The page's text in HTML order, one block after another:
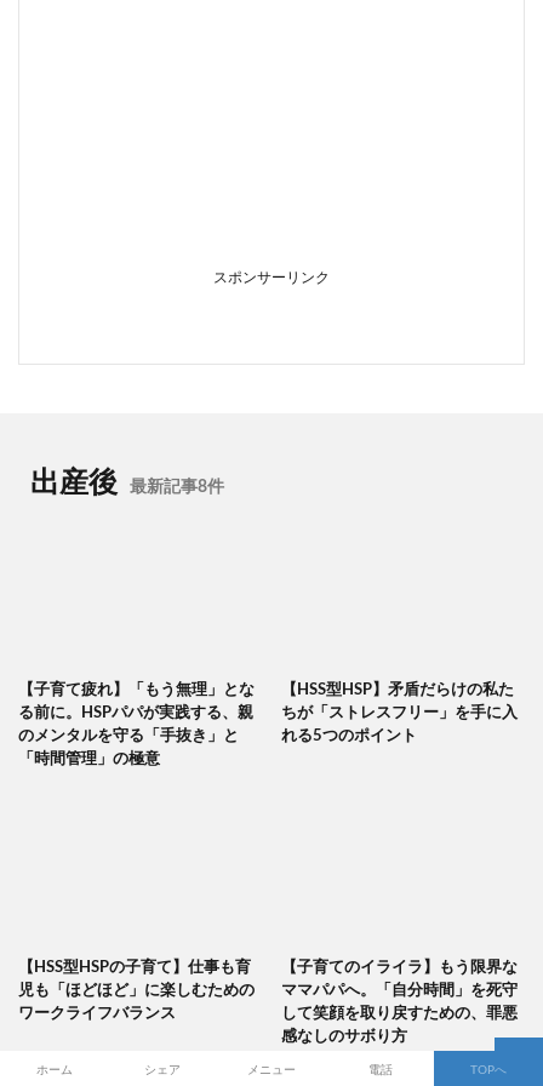
スポンサーリンク
出産後 最新記事8件
【子育て疲れ】「もう無理」とな
る前に。HSPパパが実践する、親
のメンタルを守る「手抜き」と
「時間管理」の極意
【HSS型HSP】矛盾だらけの私た
ちが「ストレスフリー」を手に入
れる5つのポイント
【HSS型HSPの子育て】仕事も育
児も「ほどほど」に楽しむための
ワークライフバランス
【子育てのイライラ】もう限界な
ママパパへ。「自分時間」を死守
して笑顔を取り戻すための、罪悪
感なしのサボり方
ホーム シェア メニュー 電話 TOPへ